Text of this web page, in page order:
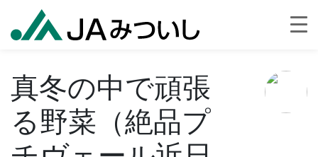
真冬の中で頑張
る野菜（絶品プ